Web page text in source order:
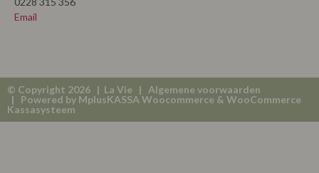
Email
© Copyright 2026 | La Vie | Algemene voorwaarden
| Powered by MplusKASSA Woocommerce & WooCommerce
Kassasysteem